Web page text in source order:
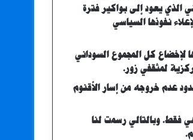
الذي يعود إلى بواكير فترة
نفوذها السياسي
لإخضاع كل المجموع السوداني
لمثقفي زور.
عدم خروجه من إسار الأقنوم
فقط. وبالتالي رسمت لنا